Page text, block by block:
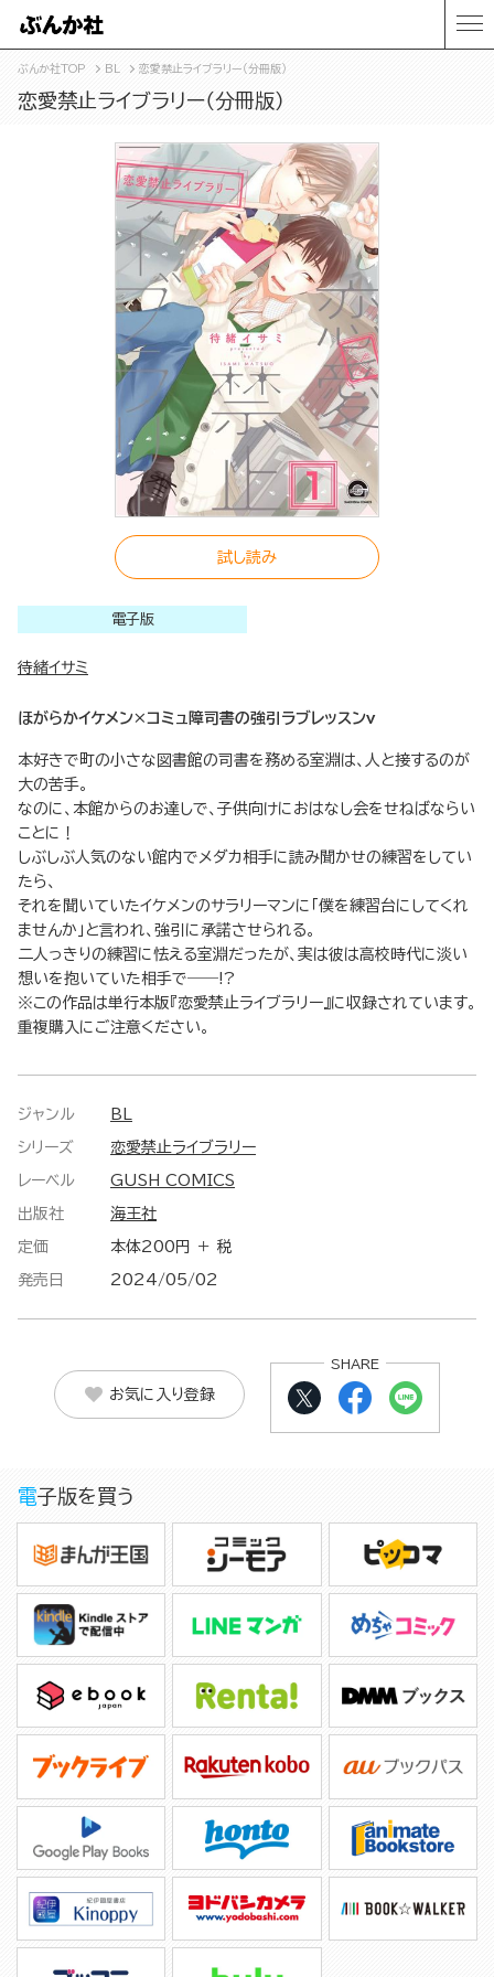
ぶんか社TOP BL 恋愛禁止ライブラリー（分冊版）
恋愛禁止ライブラリー（分冊版）
試し読み
電子版
待緒イサミ
ほがらかイケメン×コミュ障司書の強引ラブレッスンv
本好きで町の小さな図書館の司書を務める室淵は、人と接するのが
大の苦手。
なのに、本館からのお達しで、子供向けにおはなし会をせねばならい
ことに！
しぶしぶ人気のない館内でメダカ相手に読み聞かせの練習をしてい
たら、
それを聞いていたイケメンのサラリーマンに「僕を練習台にしてくれ
ませんか」と言われ、強引に承諾させられる。
二人っきりの練習に怯える室淵だったが、実は彼は高校時代に淡い
想いを抱いていた相手で――!?
※この作品は単行本版『恋愛禁止ライブラリー』に収録されています。
重複購入にご注意ください。
ジャンル BL
シリーズ 恋愛禁止ライブラリー
レーベル GUSH COMICS
出版社 海王社
定価 本体200円 ＋ 税
発売日 2024/05/02
お気に入り登録
SHARE
電子版を買う